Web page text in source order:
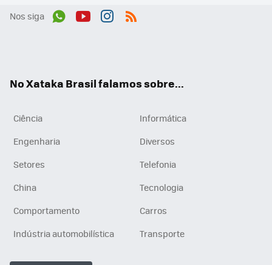
Nos siga
No Xataka Brasil falamos sobre...
Ciência
Informática
Engenharia
Diversos
Setores
Telefonia
China
Tecnologia
Comportamento
Carros
Indústria automobilística
Transporte